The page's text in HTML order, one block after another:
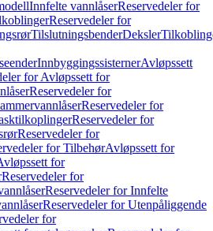
Innfelte vannlåserReservedeler for
Reservedeler for
TilslutningsbenderDeksler
InnbyggingssisternerAvløpssett
for Avløpssett for
Reservedeler for
Reservedeler for
Reservedeler for
Reservedeler for
for TilbehørAvløpssett for
for
Reservedeler for
Reservedeler for Innfelte
Reservedeler for Utenpåliggende
for